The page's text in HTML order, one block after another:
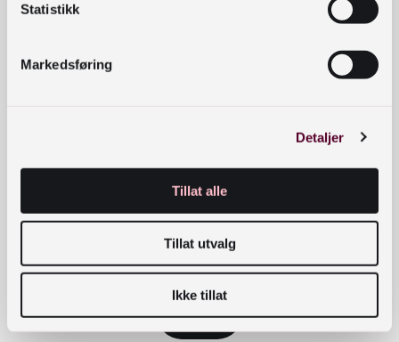
Statistikk
Markedsføring
Detaljer
Tillat alle
Tillat utvalg
Ikke tillat
Påmeldingen er bekreftet
Meld deg på nyhetsbrev fra Bibliotekutvikling